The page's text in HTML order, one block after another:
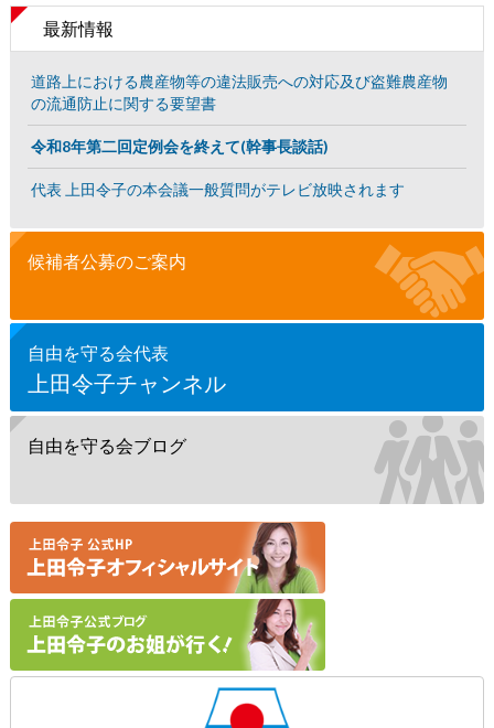
最新情報
道路上における農産物等の違法販売への対応及び盗難農産物
の流通防止に関する要望書
令和8年第二回定例会を終えて(幹事長談話)
代表 上田令子の本会議一般質問がテレビ放映されます
候補者公募のご案内
自由を守る会代表
上田令子チャンネル
自由を守る会ブログ